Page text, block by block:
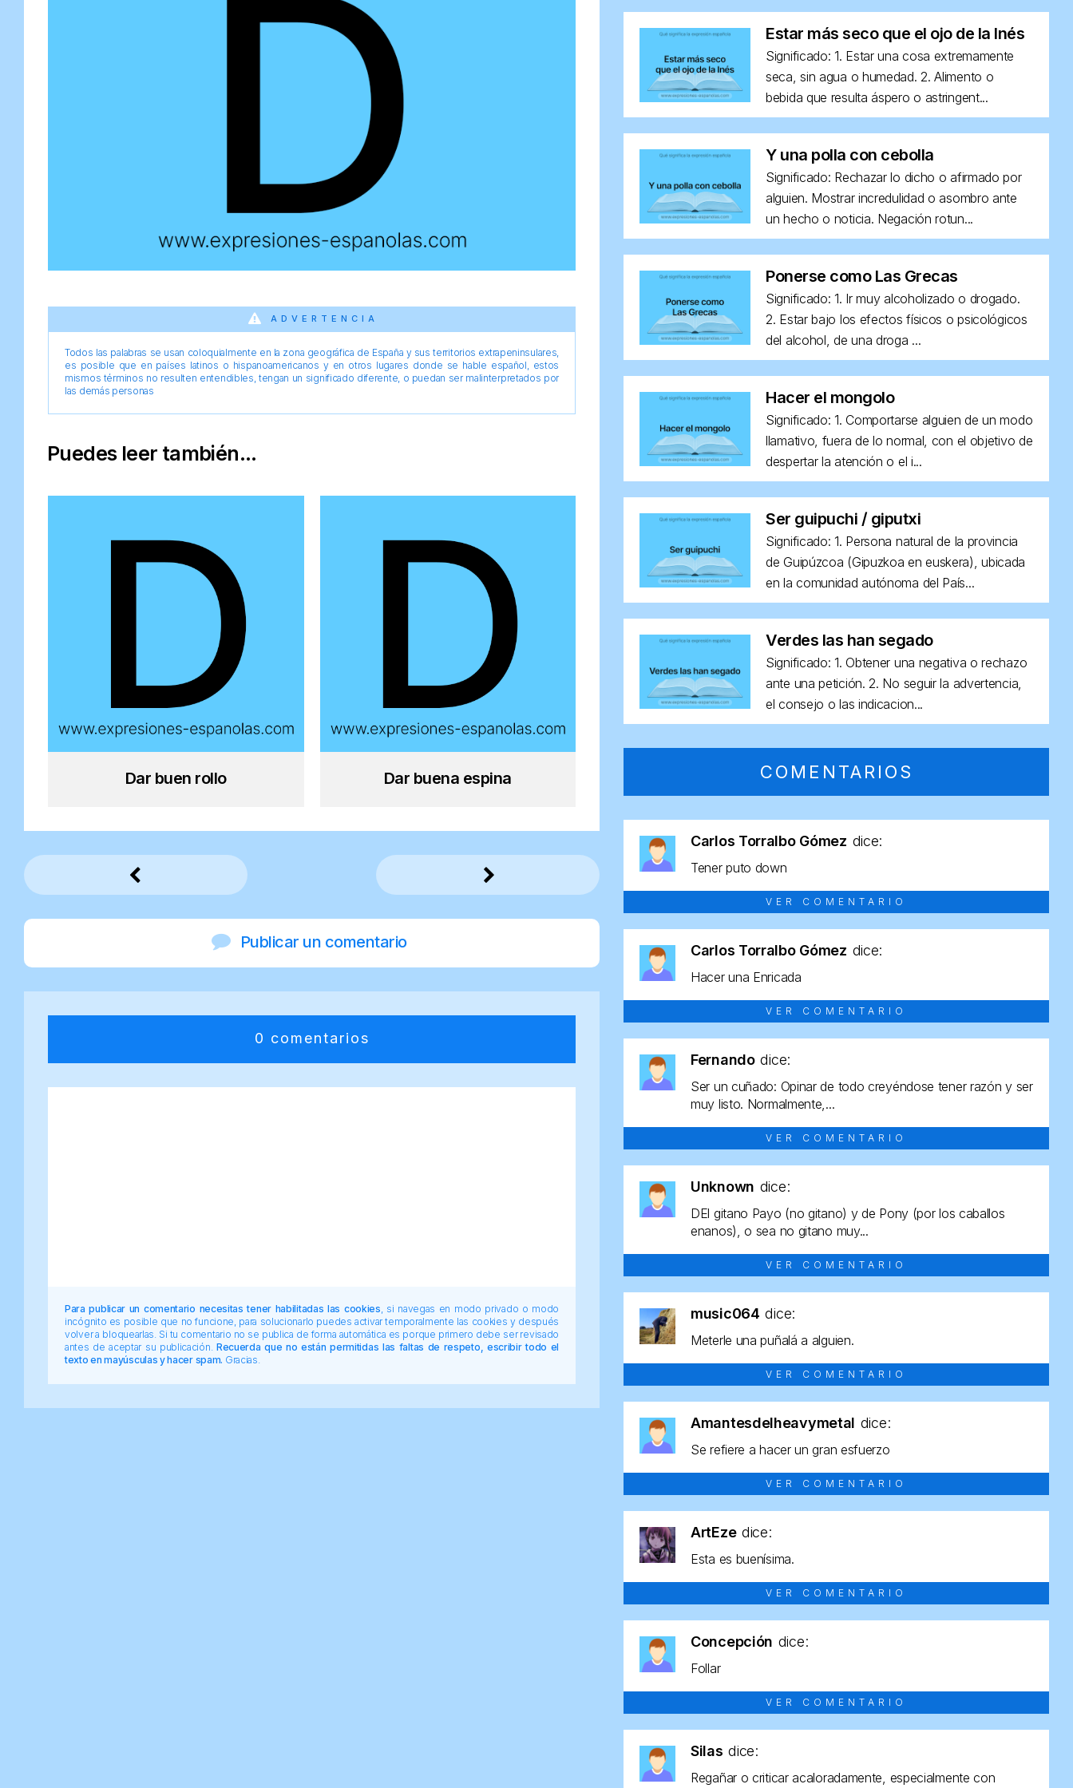
ADVERTENCIA
Todos las palabras se usan coloquialmente en la zona geográfica de España y sus territorios extrapeninsulares,
es posible que en países latinos o hispanoamericanos y en otros lugares donde se hable español, estos
mismos términos no resulten entendibles, tengan un significado diferente, o puedan ser malinterpretados por
las demás personas
Puedes leer también...
Dar buen rollo Dar buena espina
Publicar un comentario
0 comentarios
Para publicar un comentario necesitas tener habilitadas las cookies , si navegas en modo privado o modo
incógnito es posible que no funcione, para solucionarlo puedes activar temporalmente las cookies y después
volver a bloquearlas. Si tu comentario no se publica de forma automática es porque primero debe ser revisado
antes de aceptar su publicación. Recuerda que no están permitidas las faltas de respeto, escribir todo el
texto en mayúsculas y hacer spam. Gracias.
Estar más seco que el ojo de la Inés
Significado: 1. Estar una cosa extremamente
seca, sin agua o humedad. 2. Alimento o
bebida que resulta áspero o astringent...
Y una polla con cebolla
Significado: Rechazar lo dicho o afirmado por
alguien. Mostrar incredulidad o asombro ante
un hecho o noticia. Negación rotun...
Ponerse como Las Grecas
Significado: 1. Ir muy alcoholizado o drogado.
2. Estar bajo los efectos físicos o psicológicos
del alcohol, de una droga ...
Hacer el mongolo
Significado: 1. Comportarse alguien de un modo
llamativo, fuera de lo normal, con el objetivo de
despertar la atención o el i...
Ser guipuchi / giputxi
Significado: 1. Persona natural de la provincia
de Guipúzcoa (Gipuzkoa en euskera), ubicada
en la comunidad autónoma del País...
Verdes las han segado
Significado: 1. Obtener una negativa o rechazo
ante una petición. 2. No seguir la advertencia,
el consejo o las indicacion...
COMENTARIOS
Carlos Torralbo Gómez dice:
Tener puto down
VER COMENTARIO
Carlos Torralbo Gómez dice:
Hacer una Enricada
VER COMENTARIO
Fernando dice:
Ser un cuñado: Opinar de todo creyéndose tener razón y ser
muy listo. Normalmente,...
VER COMENTARIO
Unknown dice:
DEl gitano Payo (no gitano) y de Pony (por los caballos
enanos), o sea no gitano muy...
VER COMENTARIO
music064 dice:
Meterle una puñalá a alguien.
VER COMENTARIO
Amantesdelheavymetal dice:
Se refiere a hacer un gran esfuerzo
VER COMENTARIO
ArtEze dice:
Esta es buenísima.
VER COMENTARIO
Concepción dice:
Follar
VER COMENTARIO
Silas dice:
Regañar o criticar acaloradamente, especialmente con